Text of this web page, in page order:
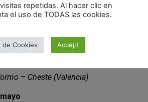
2024
– Cheste (Valencia)
repetidas. Al hacer clic en
el uso de TODAS las cookies.
de Cookies Accept